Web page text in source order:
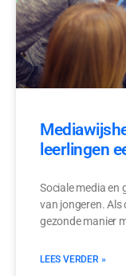
leerlingen
Sociale media en
van jongeren. Als
gezonde manier
LEES VERDER »